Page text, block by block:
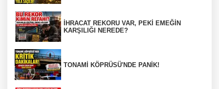
İHRACAT REKORU VAR, PEKİ EMEĞİN
KARŞILIĞI NEREDE?
TONAMİ KÖPRÜSÜ'NDE PANİK!